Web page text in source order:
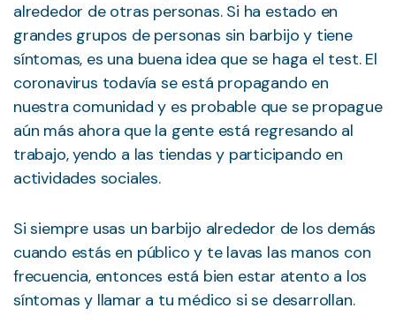
alrededor de otras personas. Si ha estado en
grandes grupos de personas sin barbijo y tiene
síntomas, es una buena idea que se haga el test. El
coronavirus todavía se está propagando en
nuestra comunidad y es probable que se propague
aún más ahora que la gente está regresando al
trabajo, yendo a las tiendas y participando en
actividades sociales.
Si siempre usas un barbijo alrededor de los demás
cuando estás en público y te lavas las manos con
frecuencia, entonces está bien estar atento a los
síntomas y llamar a tu médico si se desarrollan.